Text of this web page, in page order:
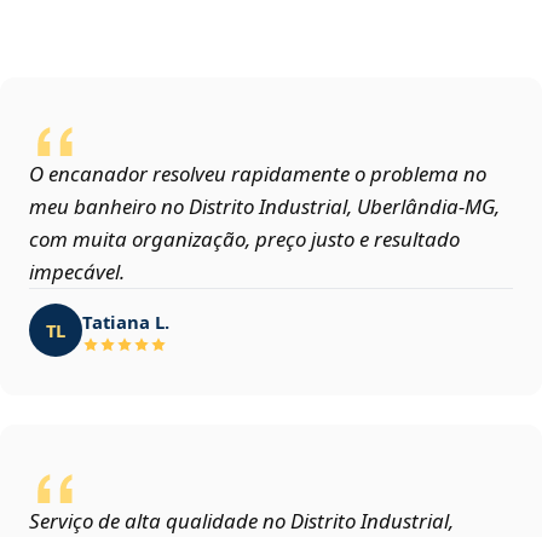
O encanador resolveu rapidamente o problema no
meu banheiro no Distrito Industrial, Uberlândia‑MG,
com muita organização, preço justo e resultado
impecável.
TL Tatiana L.
Serviço de alta qualidade no Distrito Industrial,